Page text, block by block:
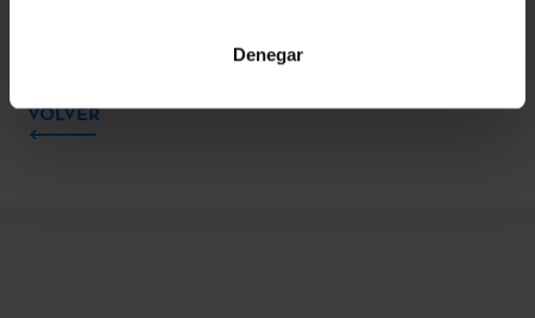
Denegar
VOLVER